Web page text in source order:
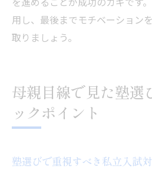
用し、最後までモチベーション
取りましょう。
母親目線で見た塾選
ックポイント
塾選びで重視すべき私立入試